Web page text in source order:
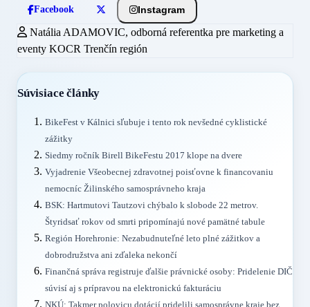
Facebook Instagram
Natália ADAMOVIC, odborná referentka pre marketing a
eventy KOCR Trenčín región
Súvisiace články
BikeFest v Kálnici sľubuje i tento rok nevšedné cyklistické
zážitky
Siedmy ročník Birell BikeFestu 2017 klope na dvere
Vyjadrenie Všeobecnej zdravotnej poisťovne k financovaniu
nemocníc Žilinského samosprávneho kraja
BSK: Hartmutovi Tautzovi chýbalo k slobode 22 metrov.
Štyridsať rokov od smrti pripomínajú nové pamätné tabule
Región Horehronie: Nezabudnuteľné leto plné zážitkov a
dobrodružstva ani zďaleka nekončí
Finančná správa registruje ďalšie právnické osoby: Pridelenie DIČ
súvisí aj s prípravou na elektronickú fakturáciu
NKÚ: Takmer polovicu dotácií pridelili samosprávne kraje bez